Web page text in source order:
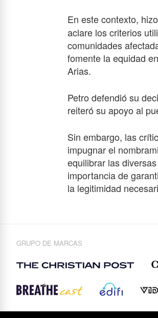
En este contexto,
aclare los criterios
comunidades
fomente la equidad
Arias.
Petro defendió su
reiteró su apoyo al
Sin embargo, las
impugnar el
equilibrar las
importancia de
la legitimidad
GRUPO DE MARCAS